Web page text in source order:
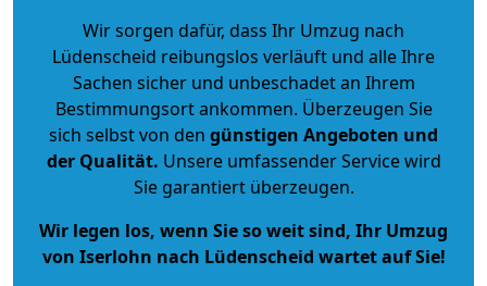
Wir sorgen dafür, dass Ihr Umzug nach
Lüdenscheid reibungslos verläuft und alle Ihre
Sachen sicher und unbeschadet an Ihrem
Bestimmungsort ankommen. Überzeugen Sie
sich selbst von den günstigen Angeboten und
der Qualität. Unsere umfassender Service wird
Sie garantiert überzeugen.
Wir legen los, wenn Sie so weit sind, Ihr Umzug
von Iserlohn nach Lüdenscheid wartet auf Sie!